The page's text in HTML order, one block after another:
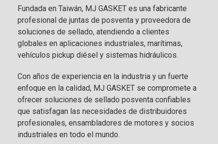
Fundada en Taiwán, MJ GASKET es una fabricante
profesional de juntas de posventa y proveedora de
soluciones de sellado, atendiendo a clientes
globales en aplicaciones industriales, marítimas,
vehículos pickup diésel y sistemas hidráulicos.
Con años de experiencia en la industria y un fuerte
enfoque en la calidad, MJ GASKET se compromete a
ofrecer soluciones de sellado posventa confiables
que satisfagan las necesidades de distribuidores
profesionales, ensambladores de motores y socios
industriales en todo el mundo.